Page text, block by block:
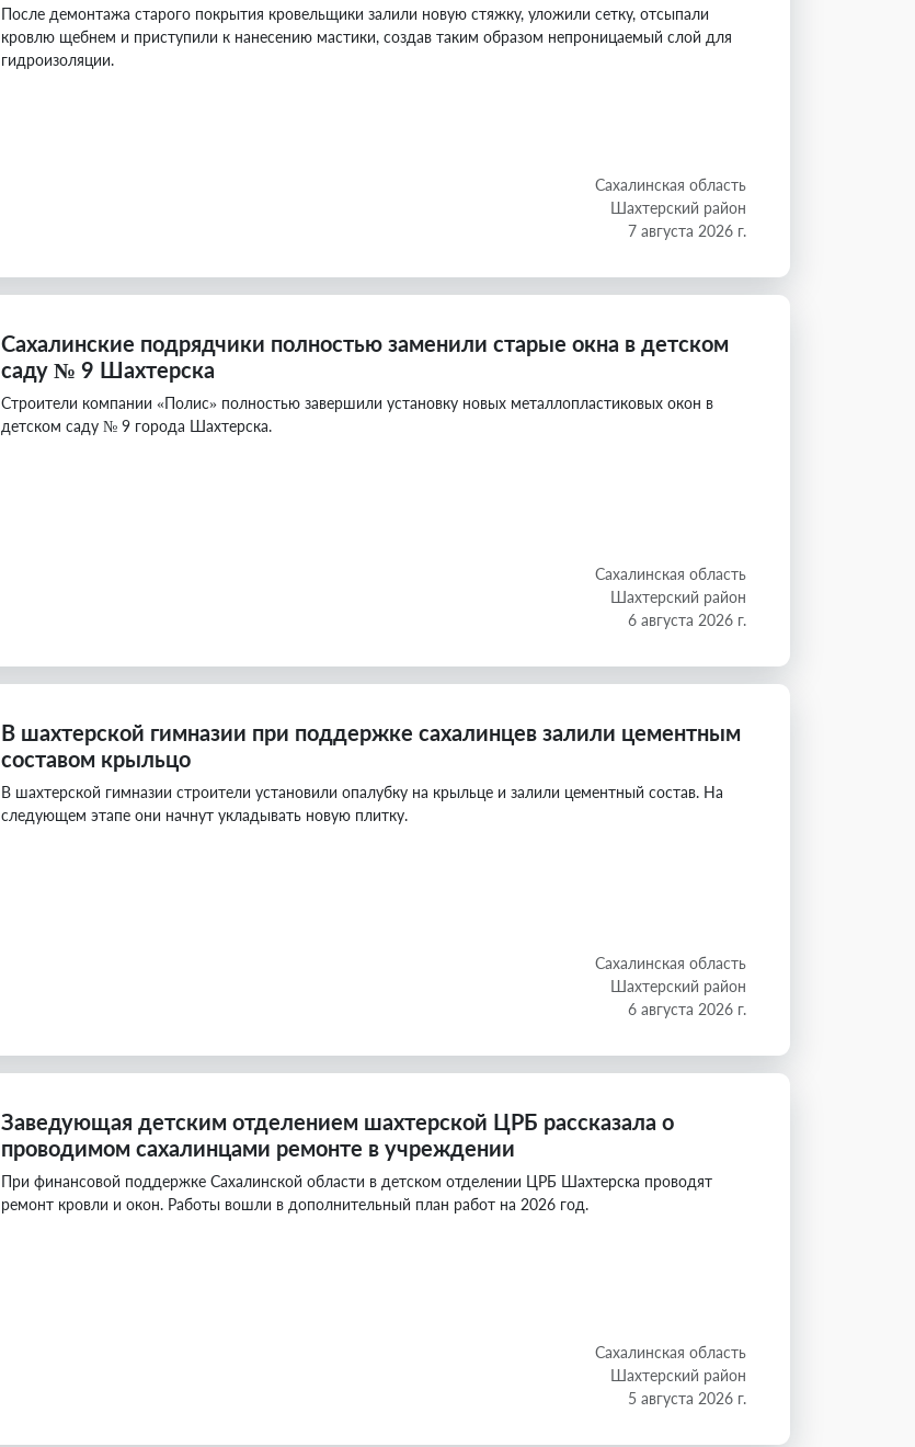
После демонтажа старого покрытия кровельщики залили новую стяжку, уложили сетку, отсыпали
кровлю щебнем и приступили к нанесению мастики, создав таким образом непроницаемый слой для
гидроизоляции.
Сахалинская область
Шахтерский район
7 августа 2026 г.
Сахалинские подрядчики полностью заменили старые окна в детском
саду № 9 Шахтерска
Строители компании «Полис» полностью завершили установку новых металлопластиковых окон в
детском саду № 9 города Шахтерска.
Сахалинская область
Шахтерский район
6 августа 2026 г.
В шахтерской гимназии при поддержке сахалинцев залили цементным
составом крыльцо
В шахтерской гимназии строители установили опалубку на крыльце и залили цементный состав. На
следующем этапе они начнут укладывать новую плитку.
Сахалинская область
Шахтерский район
6 августа 2026 г.
Заведующая детским отделением шахтерской ЦРБ рассказала о
проводимом сахалинцами ремонте в учреждении
При финансовой поддержке Сахалинской области в детском отделении ЦРБ Шахтерска проводят
ремонт кровли и окон. Работы вошли в дополнительный план работ на 2026 год.
Сахалинская область
Шахтерский район
5 августа 2026 г.